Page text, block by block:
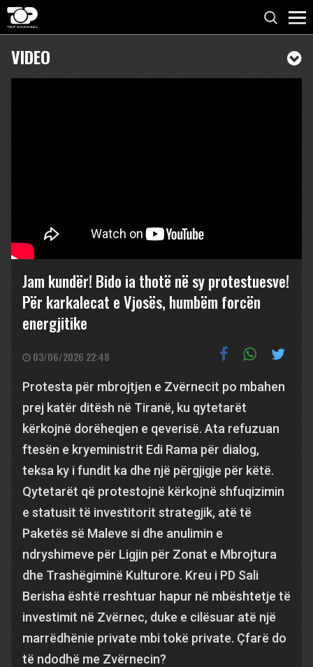
VIDEO
Jam kundër! Bido ia thotë në sy protestuesve!
Për karkalecat e Vjosës, humbëm forcën
energjitike
03/06/2026 22:48
Protesta për mbrojtjen e Zvërnecit po mbahen
prej katër ditësh në Tiranë, ku qytetarët
kërkojnë dorëheqjen e qeverisë. Ata refuzuan
ftesën e kryeministrit Edi Rama për dialog,
teksa ky i fundit ka dhe një përgjigje për këtë.
Qytetarët që protestojnë kërkojnë shfuqizimin
e statusit të investitorit strategjik, atë të
Paketës së Maleve si dhe anulimin e
ndryshimeve për Ligjin për Zonat e Mbrojtura
dhe Trashëgiminë Kulturore. Kreu i PD Sali
Berisha është rreshtuar hapur në mbështetje të
investimit në Zvërnec, duke e cilësuar atë një
marrëdhënie private mbi tokë private. Çfarë do
të ndodhë me Zvërnecin?